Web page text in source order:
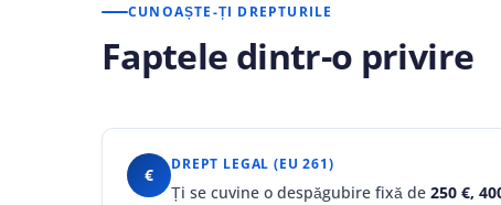
CUNOAȘTE-ȚI DREPTURILE
Faptele dintr-o privire
€
DREPT LEGAL (EU 261)
Ți se cuvine o despăgubire fixă de 250 €,